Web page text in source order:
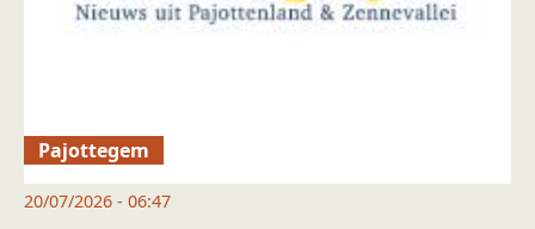
Pajottegem
20/07/2026 - 06:47